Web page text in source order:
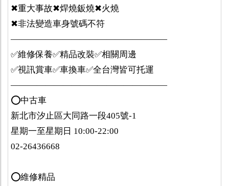
✖重大事故✖焊燒鈑燒✖火燒
✖非法變造車身號碼不符
——————————————————
✅維修保養✅精品改裝✅相關周邊
✅視訊賞車✅車換車✅全台灣皆可托運
——————————————————
⭕️中古車
新北市汐止區大同路一段405號-1
星期一至星期日 10:00-22:00
02-26436668
⭕️維修精品